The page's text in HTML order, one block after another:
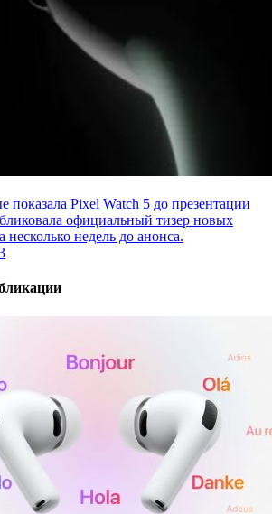
показала Pixel Watch 5 до презентации
официальный тизер новых
несколько недель до анонса.